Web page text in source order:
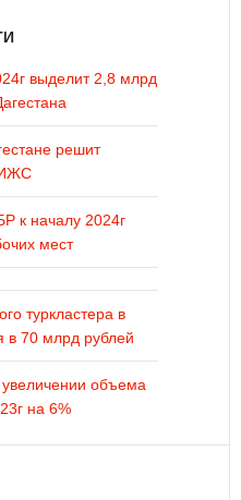
выделит 2,8 млрд
решит
ИЖС
к началу 2024г
мест
туркластера в
в 70 млрд рублей
увеличении объема
на 6%